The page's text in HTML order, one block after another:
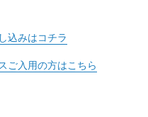
込みはコチラ
ご入用の方はこちら